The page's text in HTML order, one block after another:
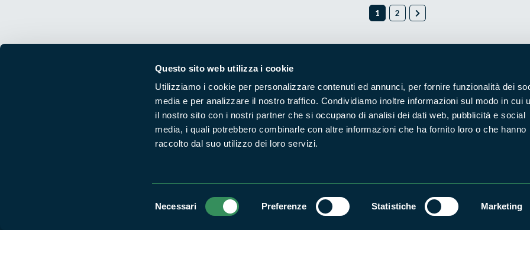
Questo sito web utilizza i cookie
Utilizziamo i cookie per personalizzare contenuti ed annunci, per fornire funzionalità dei
media e per analizzare il nostro traffico. Condividiamo inoltre informazioni sul modo in cui
il nostro sito con i nostri partner che si occupano di analisi dei dati web, pubblicità e social
media, i quali potrebbero combinarle con altre informazioni che ha fornito loro o che hanno
raccolto dal suo utilizzo dei loro servizi.
Necessari Preferenze Statistiche Marketing
1 2
Naviga nel sito
Aree Protette
Enti di gestione
Cartografie
Comunicati stampa